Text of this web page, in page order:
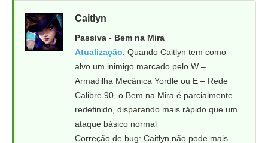
Caitlyn
Passiva - Bem na Mira
Atualização: Quando Caitlyn tem como
alvo um inimigo marcado pelo W –
Armadilha Mecânica Yordle ou E – Rede
Calibre 90, o Bem na Mira é parcialmente
redefinido, disparando mais rápido que um
ataque básico normal
Correção de bug: Caitlyn não pode mais